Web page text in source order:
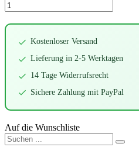
Kostenloser Versand
Lieferung in 2-5 Werktagen
14 Tage Widerrufsrecht
Sichere Zahlung mit PayPal
Auf die Wunschliste